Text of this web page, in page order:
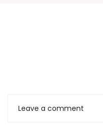
Leave a comment